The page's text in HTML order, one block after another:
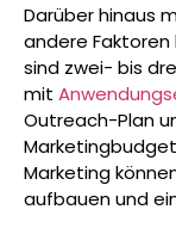
Darüber hinaus
andere
sind zwei- bis
mit
Outreach-Plan
Marketing
aufbauen und